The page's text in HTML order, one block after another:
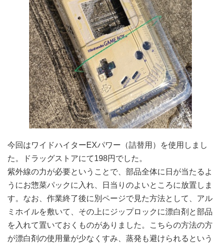
今回はワイドハイターEXパワー（詰替用）を使用しまし
た。ドラッグストアにて198円でした。
紫外線の力が必要ということで、部品全体に日が当たるよ
うにお惣菜パックに入れ、日当りのよいところに放置しま
す。なお、作業終了後に別ページで見た方法として、アル
ミホイルを敷いて、その上にジップロックに漂白剤と部品
を入れて置いておくものがありました。こちらの方法の方
が漂白剤の使用量が少なくすみ、蒸発も避けられるという